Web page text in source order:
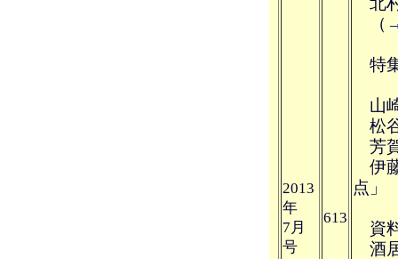
2013
年
7月
号
613
（
特
山
松
芳
伊
点」
資
酒